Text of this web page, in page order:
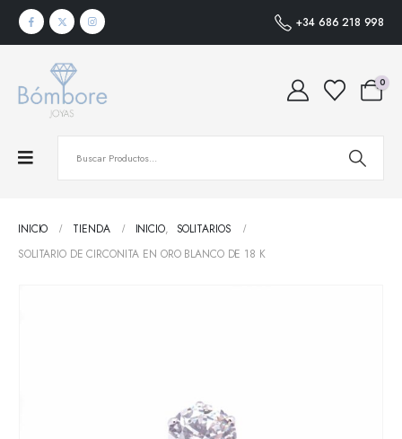
+34 686 218 998
0
INICIO TIENDA INICIO, SOLITARIOS
SOLITARIO DE CIRCONITA EN ORO BLANCO DE 18 K